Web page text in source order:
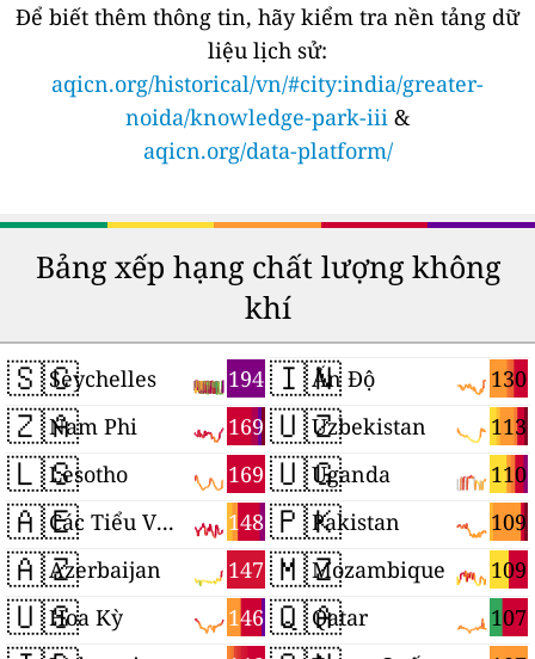
Để biết thêm thông tin, hãy kiểm tra nền tảng dữ
liệu lịch sử:
aqicn.org/historical/vn/#city:india/greater-
noida/knowledge-park-iii &
aqicn.org/data-platform/
Bảng xếp hạng chất lượng không
khí
🇸🇨 194
Seychelles
🇿🇦 169
Nam Phi
🇱🇸 169
Lesotho
🇦🇪 148
Các Tiểu Vương quốc Ả Rập Thống nhất
🇦🇿 147
Azerbaijan
🇺🇸 146
Hoa Kỳ
🇮🇳 130
Ấn Độ
🇺🇿 113
Uzbekistan
🇺🇬 110
Uganda
🇵🇰 109
Pakistan
🇲🇿 109
Mozambique
🇶🇦 107
Qatar